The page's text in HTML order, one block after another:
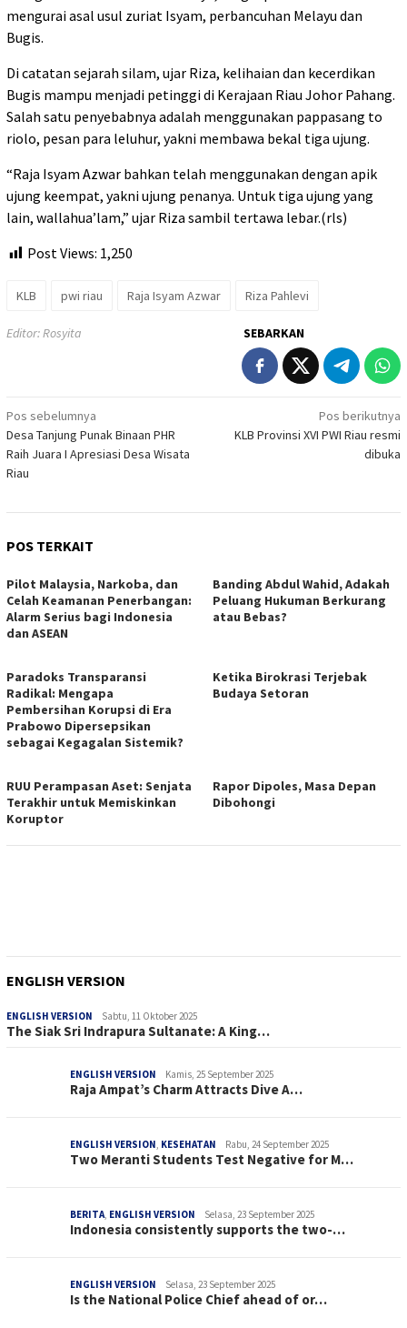
mengurai asal usul zuriat Isyam, perbancuhan Melayu dan
Bugis.
Di catatan sejarah silam, ujar Riza, kelihaian dan kecerdikan
Bugis mampu menjadi petinggi di Kerajaan Riau Johor Pahang.
Salah satu penyebabnya adalah menggunakan pappasang to
riolo, pesan para leluhur, yakni membawa bekal tiga ujung.
“Raja Isyam Azwar bahkan telah menggunakan dengan apik
ujung keempat, yakni ujung penanya. Untuk tiga ujung yang
lain, wallahua’lam,” ujar Riza sambil tertawa lebar.(rls)
Post Views: 1,250
KLB pwi riau Raja Isyam Azwar Riza Pahlevi
Editor: Rosyita SEBARKAN
Navigasi
pos
Pos sebelumnya
Desa Tanjung Punak Binaan PHR
Raih Juara I Apresiasi Desa Wisata
Riau
Pos berikutnya
KLB Provinsi XVI PWI Riau resmi
dibuka
POS TERKAIT
Pilot Malaysia, Narkoba, dan
Celah Keamanan Penerbangan:
Alarm Serius bagi Indonesia
dan ASEAN
Banding Abdul Wahid, Adakah
Peluang Hukuman Berkurang
atau Bebas?
Paradoks Transparansi
Radikal: Mengapa
Pembersihan Korupsi di Era
Prabowo Dipersepsikan
sebagai Kegagalan Sistemik?
Ketika Birokrasi Terjebak
Budaya Setoran
RUU Perampasan Aset: Senjata
Terakhir untuk Memiskinkan
Koruptor
Rapor Dipoles, Masa Depan
Dibohongi
ENGLISH VERSION
ENGLISH VERSION Sabtu, 11 Oktober 2025
The Siak Sri Indrapura Sultanate: A King…
ENGLISH VERSION Kamis, 25 September 2025
Raja Ampat’s Charm Attracts Dive A…
ENGLISH VERSION, KESEHATAN Rabu, 24 September 2025
Two Meranti Students Test Negative for M…
BERITA, ENGLISH VERSION Selasa, 23 September 2025
Indonesia consistently supports the two-…
ENGLISH VERSION Selasa, 23 September 2025
Is the National Police Chief ahead of or…